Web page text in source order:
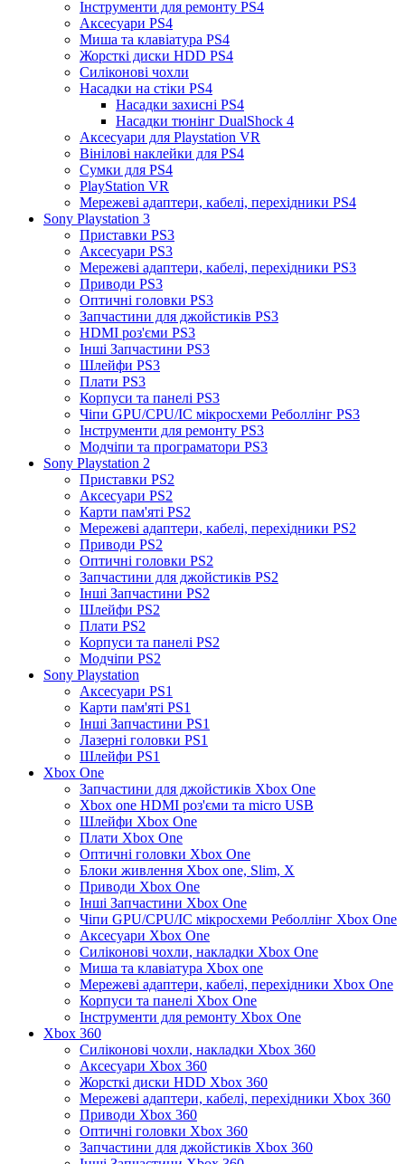
Інструменти для ремонту PS4
Аксесуари PS4
Миша та клавіатура PS4
Жорсткі диски HDD PS4
Силіконові чохли
Насадки на стіки PS4
Насадки захисні PS4
Насадки тюнінг DualShock 4
Аксесуари для Playstation VR
Вінілові наклейки для PS4
Сумки для PS4
PlayStation VR
Мережеві адаптери, кабелі, перехідники PS4
Sony Playstation 3
Приставки PS3
Аксесуари PS3
Мережеві адаптери, кабелі, перехідники PS3
Приводи PS3
Оптичні головки PS3
Запчастини для джойстиків PS3
HDMI роз'єми PS3
Інші Запчастини PS3
Шлейфи PS3
Плати PS3
Корпуси та панелі PS3
Чіпи GPU/CPU/IC мікросхеми Реболлінг PS3
Інструменти для ремонту PS3
Модчіпи та програматори PS3
Sony Playstation 2
Приставки PS2
Аксесуари PS2
Карти пам'яті PS2
Мережеві адаптери, кабелі, перехідники PS2
Приводи PS2
Оптичні головки PS2
Запчастини для джойстиків PS2
Інші Запчастини PS2
Шлейфи PS2
Плати PS2
Корпуси та панелі PS2
Модчіпи PS2
Sony Playstation
Аксесуари PS1
Карти пам'яті PS1
Інші Запчастини PS1
Лазерні головки PS1
Шлейфи PS1
Xbox One
Запчастини для джойстиків Xbox One
Xbox one HDMI роз'єми та micro USB
Шлейфи Xbox One
Плати Xbox One
Оптичні головки Xbox One
Блоки живлення Xbox one, Slim, X
Приводи Xbox One
Інші Запчастини Xbox One
Чіпи GPU/CPU/IC мікросхеми Реболлінг Xbox One
Аксесуари Xbox One
Силіконові чохли, накладки Xbox One
Миша та клавіатура Xbox one
Мережеві адаптери, кабелі, перехідники Xbox One
Корпуси та панелі Xbox One
Інструменти для ремонту Xbox One
Xbox 360
Силіконові чохли, накладки Xbox 360
Аксесуари Xbox 360
Жорсткі диски HDD Xbox 360
Мережеві адаптери, кабелі, перехідники Xbox 360
Приводи Xbox 360
Оптичні головки Xbox 360
Запчастини для джойстиків Xbox 360